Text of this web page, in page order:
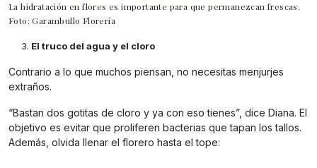
La hidratación en flores es importante para que permanezcan frescas.
Foto: Garambullo Florería
El truco del agua y el cloro
Contrario a lo que muchos piensan, no necesitas menjurjes
extraños.
“Bastan dos gotitas de cloro y ya con eso tienes”, dice Diana. El
objetivo es evitar que proliferen bacterias que tapan los tallos.
Además, olvida llenar el florero hasta el tope: